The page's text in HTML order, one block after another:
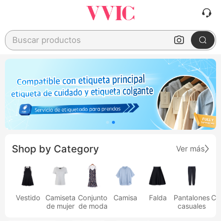
Buscar productos
Shop by Category Ver más
Vestido
Camiseta
de mujer
Conjunto
de moda
Camisa Falda
Pantalones
casuales